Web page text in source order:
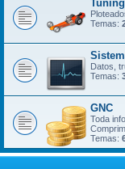
Temas:
Datos,
Temas:
GNC
Toda
Temas: